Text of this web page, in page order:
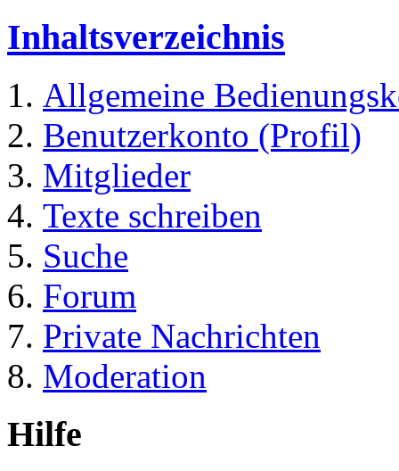
Inhaltsverzeichnis
Allgemeine
Benutzerkonto (Profil)
Mitglieder
Texte schreiben
Suche
Forum
Private Nachrichten
Moderation
Hilfe